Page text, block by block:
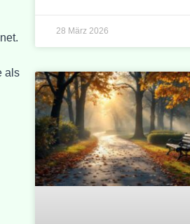
28 März 2026
als